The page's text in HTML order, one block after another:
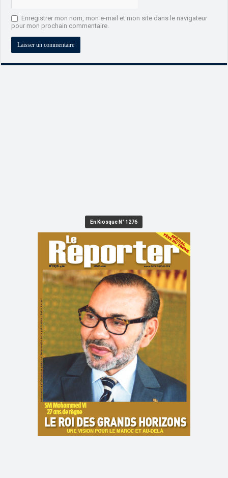
Enregistrer mon nom, mon e-mail et mon site dans le navigateur
pour mon prochain commentaire.
En Kiosque N° 1276